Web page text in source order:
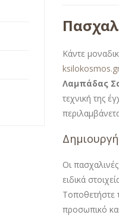
Κάντε
Λαμπάδας
τεχνική της
Οι
ειδικά
Τοποθετήστε
προσωπικό